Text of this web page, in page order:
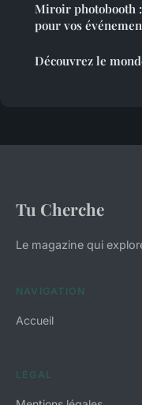
Miroir photobooth
pour vos
Découvrez le
Tu Cherche
Le magazine qui
NAVIGATION
Accueil
LÉGAL